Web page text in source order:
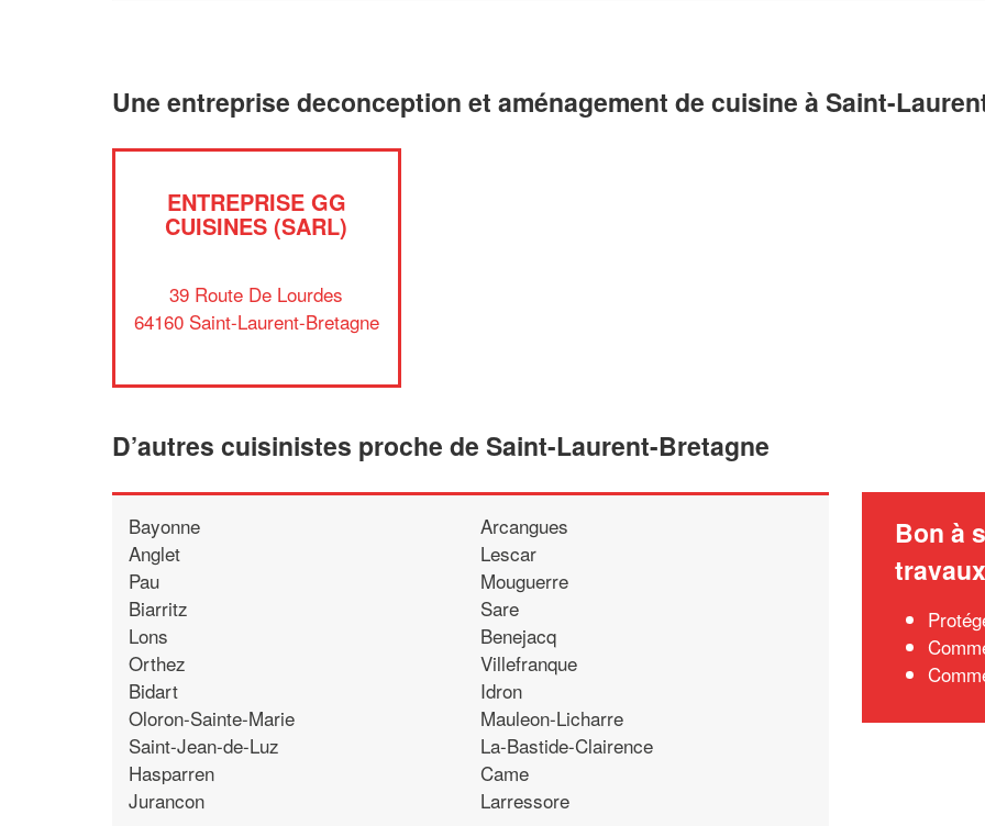
Une entreprise deconception et aménagement de cuisine à Saint-
ENTREPRISE GG
CUISINES (SARL)
39 Route De Lourdes
64160 Saint-Laurent-Bretagne
D’autres cuisinistes proche de Saint-Laurent-Bretagne
Bayonne
Anglet
Pau
Biarritz
Lons
Orthez
Bidart
Oloron-Sainte-Marie
Saint-Jean-de-Luz
Hasparren
Jurancon
Arcangues
Lescar
Mouguerre
Sare
Benejacq
Villefranque
Idron
Mauleon-Licharre
La-Bastide-Clairence
Came
Larressore
Bon à
travaux